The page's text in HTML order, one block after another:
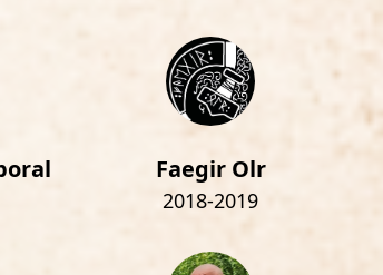
Faegir Olr
2018-2019